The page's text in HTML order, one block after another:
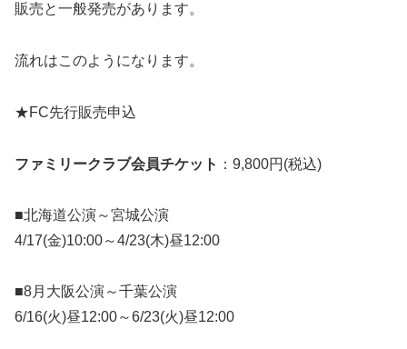
販売と一般発売があります。
流れはこのようになります。
★FC先行販売申込
ファミリークラブ会員チケット ：9,800円(税込)
■北海道公演～宮城公演
4/17(金)10:00～4/23(木)昼12:00
■8月大阪公演～千葉公演
6/16(火)昼12:00～6/23(火)昼12:00